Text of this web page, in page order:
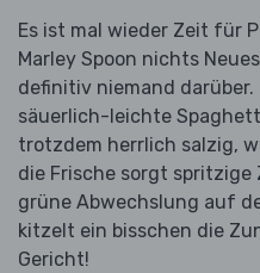
Es ist mal wieder Zeit für
Marley Spoon nichts
definitiv niemand
säuerlich-leichte
trotzdem herrlich salzig,
die Frische sorgt spritzige
grüne Abwechslung auf
kitzelt ein bisschen die
Gericht!